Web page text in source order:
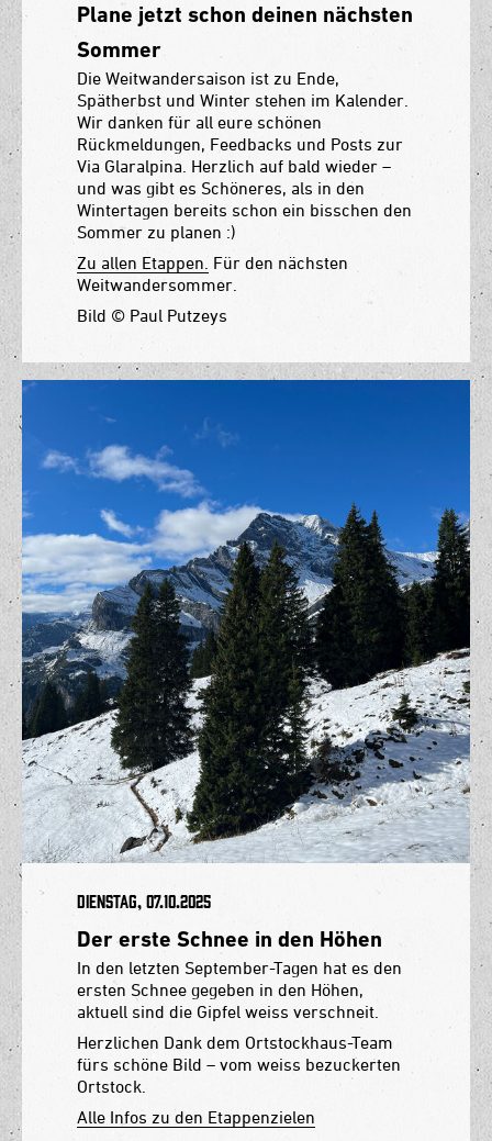
Plane jetzt schon deinen nächsten
Sommer
Die Weitwandersaison ist zu Ende,
Spätherbst und Winter stehen im Kalender.
Wir danken für all eure schönen
Rückmeldungen, Feedbacks und Posts zur
Via Glaralpina. Herzlich auf bald wieder –
und was gibt es Schöneres, als in den
Wintertagen bereits schon ein bisschen den
Sommer zu planen :)
Zu allen Etappen. Für den nächsten
Weitwandersommer.
Bild © Paul Putzeys
Dienstag, 07.10.2025
Der erste Schnee in den Höhen
In den letzten September-Tagen hat es den
ersten Schnee gegeben in den Höhen,
aktuell sind die Gipfel weiss verschneit.
Herzlichen Dank dem Ortstockhaus-Team
fürs schöne Bild – vom weiss bezuckerten
Ortstock.
Alle Infos zu den Etappenzielen